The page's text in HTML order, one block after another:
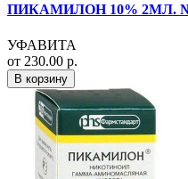
ПИКАМИЛОН 10% 2МЛ.
УФАВИТА
от 230.00 р.
В корзину